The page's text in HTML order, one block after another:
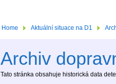
Home Aktuální situace na D1
Archiv
Tato stránka obsahuje historická data